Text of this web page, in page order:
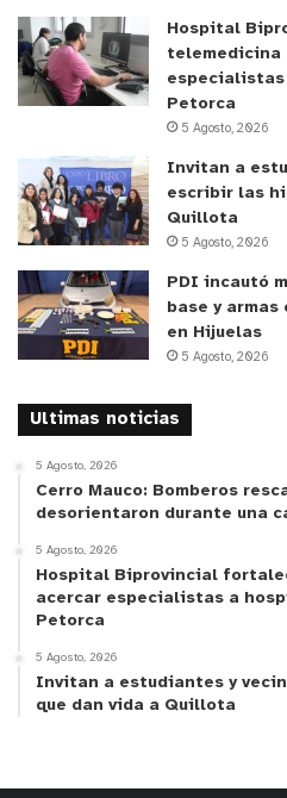
Hospital
telemedicina
Petorca
5 Agosto, 2026
Invitan a
escribir las
Quillota
5 Agosto, 2026
PDI incautó
base y
en Hijuelas
5 Agosto, 2026
Ultimas noticias
5 Agosto, 2026
Cerro Mauco: Bomberos
desorientaron durante una
5 Agosto, 2026
Hospital Biprovincial
acercar especialistas a
Petorca
5 Agosto, 2026
Invitan a estudiantes y
que dan vida a Quillota